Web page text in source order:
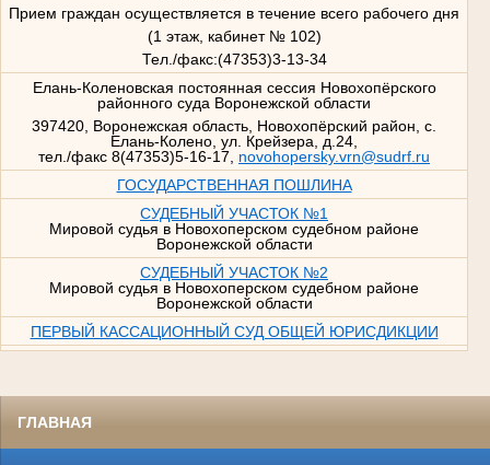
Прием граждан осуществляется в течение всего рабочего дня
(1 этаж, кабинет № 102)
Тел./факс:(47353)3-13-34
Елань-Коленовская постоянная сессия Новохопёрского
районного суда Воронежской области
397420, Воронежская область, Новохопёрский район, с.
Елань-Колено, ул. Крейзера, д.24,
тел./факс 8(47353)5-16-17, novohopersky.vrn@sudrf.ru
ГОСУДАРСТВЕННАЯ ПОШЛИНА
СУДЕБНЫЙ УЧАСТОК №1
Мировой судья в Новохоперском судебном районе
Воронежской области
СУДЕБНЫЙ УЧАСТОК №2
Мировой судья в Новохоперском судебном районе
Воронежской области
ПЕРВЫЙ КАССАЦИОННЫЙ СУД ОБЩЕЙ ЮРИСДИКЦИИ
ГЛАВНАЯ